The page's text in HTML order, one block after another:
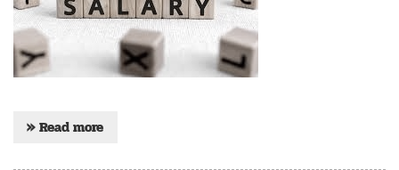
» Read more